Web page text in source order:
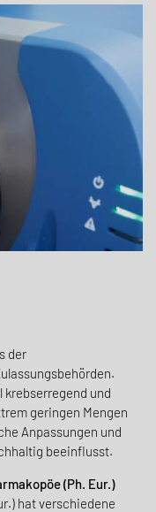
der
krebserregend und
geringen Mengen
Anpassungen und
beeinflusst.
(Ph. Eur.)
hat verschiedene